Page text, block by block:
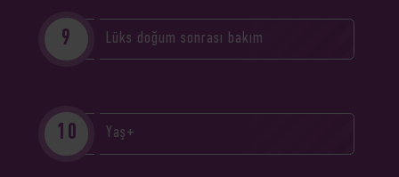
Lüks doğum sonrası bakım
Yaş+